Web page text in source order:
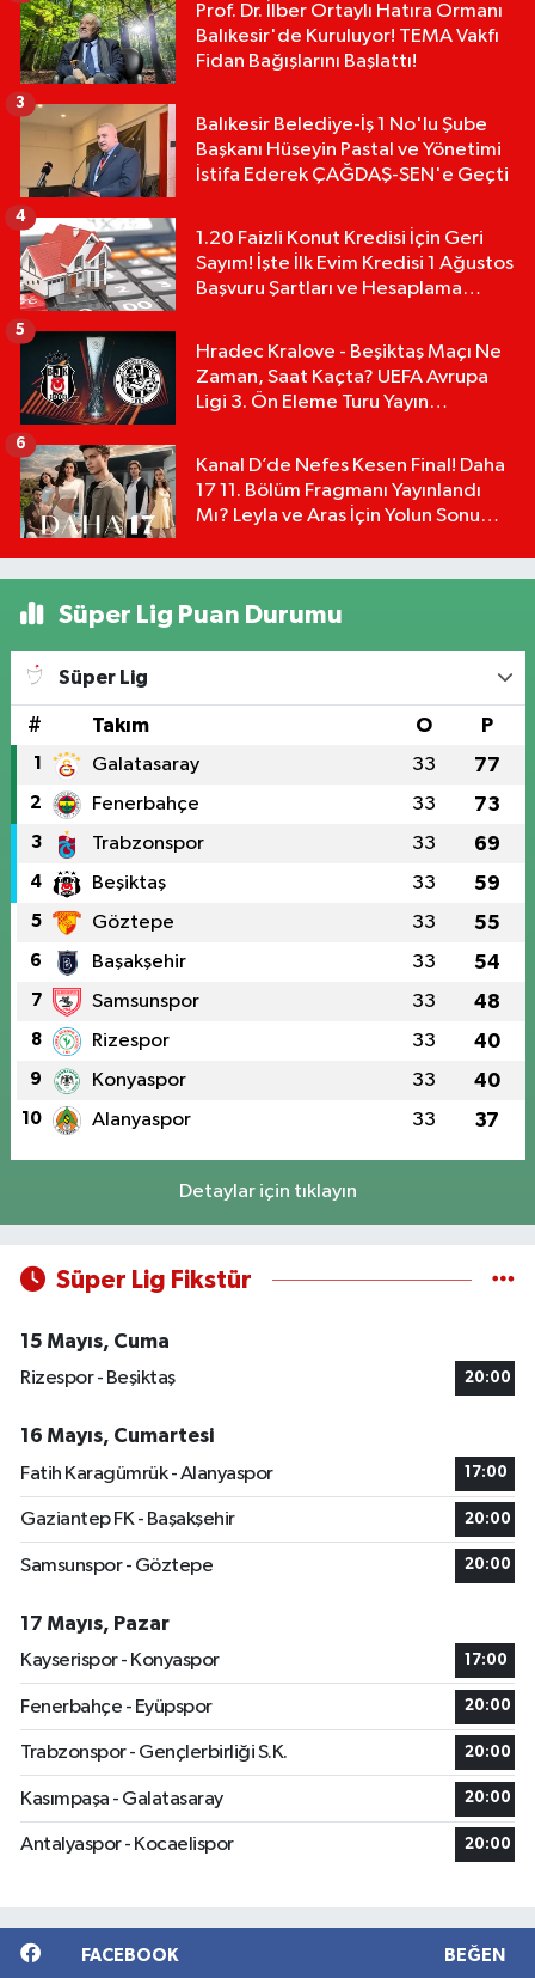
Prof. Dr. İlber Ortaylı Hatıra Ormanı
Balıkesir'de Kuruluyor! TEMA Vakfı
Fidan Bağışlarını Başlattı!
Balıkesir Belediye-İş 1 No'lu Şube
Başkanı Hüseyin Pastal ve Yönetimi
İstifa Ederek ÇAĞDAŞ-SEN'e Geçti
3
1.20 Faizli Konut Kredisi İçin Geri
Sayım! İşte İlk Evim Kredisi 1 Ağustos
Başvuru Şartları ve Hesaplama
4
Hradec Kralove - Beşiktaş Maçı Ne
Zaman, Saat Kaçta? UEFA Avrupa
Ligi 3. Ön Eleme Turu Yayın
5
Kanal D’de Nefes Kesen Final! Daha
17 11. Bölüm Fragmanı Yayınlandı
Mı? Leyla ve Aras İçin Yolun Sonu
6
Süper Lig Puan Durumu
Süper Lig
# Takım O P
1 Galatasaray 33 77
2 Fenerbahçe 33 73
3 Trabzonspor 33 69
4 Beşiktaş 33 59
5 Göztepe 33 55
6 Başakşehir 33 54
7 Samsunspor 33 48
8 Rizespor 33 40
9 Konyaspor 33 40
10 Alanyaspor 33 37
Detaylar için tıklayın
Süper Lig Fikstür
15 Mayıs, Cuma
Rizespor - Beşiktaş
20:00
16 Mayıs, Cumartesi
Fatih Karagümrük - Alanyaspor
17:00
Gaziantep FK - Başakşehir 20:00
Samsunspor - Göztepe 20:00
17 Mayıs, Pazar
Kayserispor - Konyaspor
17:00
Fenerbahçe - Eyüpspor 20:00
Trabzonspor - Gençlerbirliği S.K. 20:00
Kasımpaşa - Galatasaray 20:00
Antalyaspor - Kocaelispor 20:00
FACEBOOK BEĞEN